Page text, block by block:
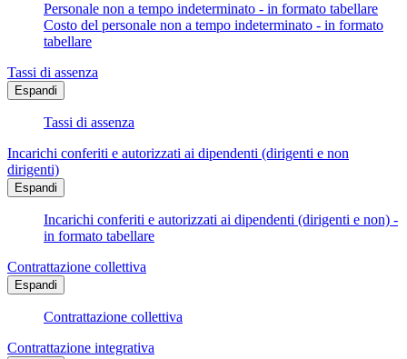
Personale non a tempo indeterminato - in formato tabellare
Costo del personale non a tempo indeterminato - in formato
tabellare
Tassi di assenza
Espandi
Tassi di assenza
Incarichi conferiti e autorizzati ai dipendenti (dirigenti e non
dirigenti)
Espandi
Incarichi conferiti e autorizzati ai dipendenti (dirigenti e non) -
in formato tabellare
Contrattazione collettiva
Espandi
Contrattazione collettiva
Contrattazione integrativa